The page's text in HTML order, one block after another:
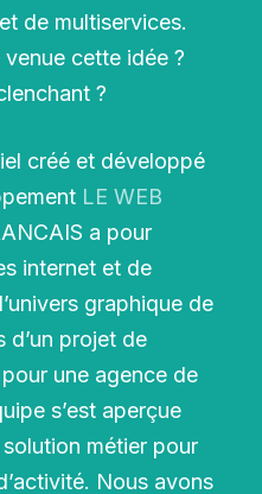
de multiservices.
cette idée ?
?
créé et développé
LE WEB
a pour
internet et de
graphique de
d’un projet de
une agence de
s’est aperçue
solution métier pour
Nous avons